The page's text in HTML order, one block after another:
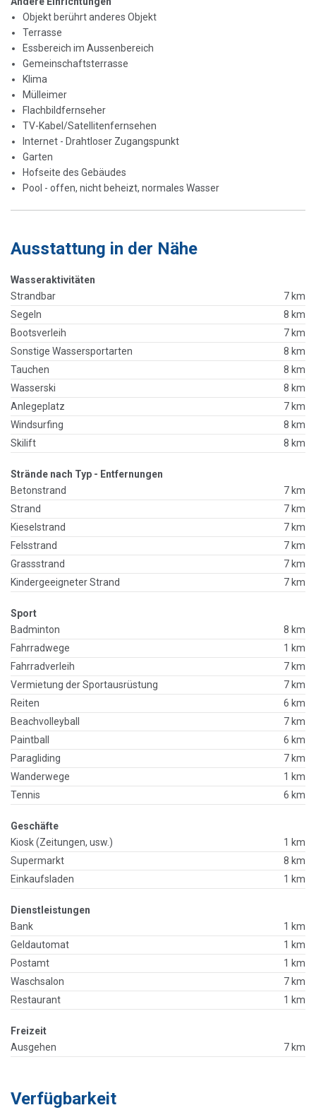
Objekt berührt anderes Objekt
Terrasse
Essbereich im Aussenbereich
Gemeinschaftsterrasse
Klima
Mülleimer
Flachbildfernseher
TV-Kabel/Satellitenfernsehen
Internet - Drahtloser Zugangspunkt
Garten
Hofseite des Gebäudes
Pool - offen, nicht beheizt, normales Wasser
Ausstattung in der Nähe
Wasseraktivitäten
Strandbar
7 km
Segeln
8 km
Bootsverleih
7 km
Sonstige Wassersportarten
8 km
Tauchen
8 km
Wasserski
8 km
Anlegeplatz
7 km
Windsurfing
8 km
Skilift
8 km
Strände nach Typ - Entfernungen
Betonstrand
7 km
Strand
7 km
Kieselstrand
7 km
Felsstrand
7 km
Grassstrand
7 km
Kindergeeigneter Strand
7 km
Sport
Badminton
8 km
Fahrradwege
1 km
Fahrradverleih
7 km
Vermietung der Sportausrüstung
7 km
Reiten
6 km
Beachvolleyball
7 km
Paintball
6 km
Paragliding
7 km
Wanderwege
1 km
Tennis
6 km
Geschäfte
Kiosk (Zeitungen, usw.)
1 km
Supermarkt
8 km
Einkaufsladen
1 km
Dienstleistungen
Bank
1 km
Geldautomat
1 km
Postamt
1 km
Waschsalon
7 km
Restaurant
1 km
Freizeit
Ausgehen
7 km
Verfügbarkeit